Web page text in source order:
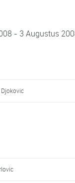
- 3 Augustus
Djokovic